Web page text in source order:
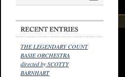
THE LEGENDARY COUNT
BASIE ORCHESTRA
directed by SCOTTY
BARNHART